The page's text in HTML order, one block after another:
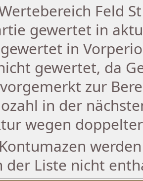
Feld
gewertet in
in
gewertet, da
zur
in der
wegen
Kontumazen
der Liste nicht